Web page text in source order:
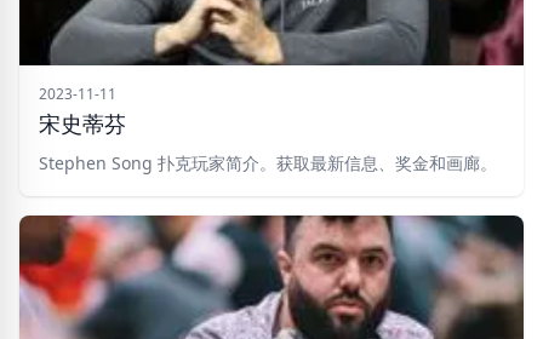
2023-11-11
宋史蒂芬
Stephen Song 扑克玩家简介。获取最新信息、奖金和画廊。